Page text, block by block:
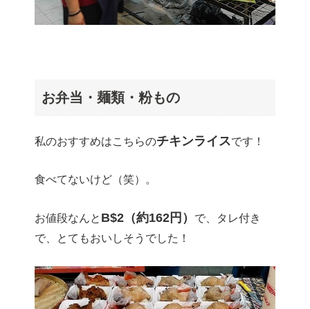
お弁当・麺類・粉もの
私のおすすめはこちらのチキンライスです！
食べてないけど（笑）。
お値段なんと B$2（約162円）
で、タレ付き
で、とてもおいしそうでした！